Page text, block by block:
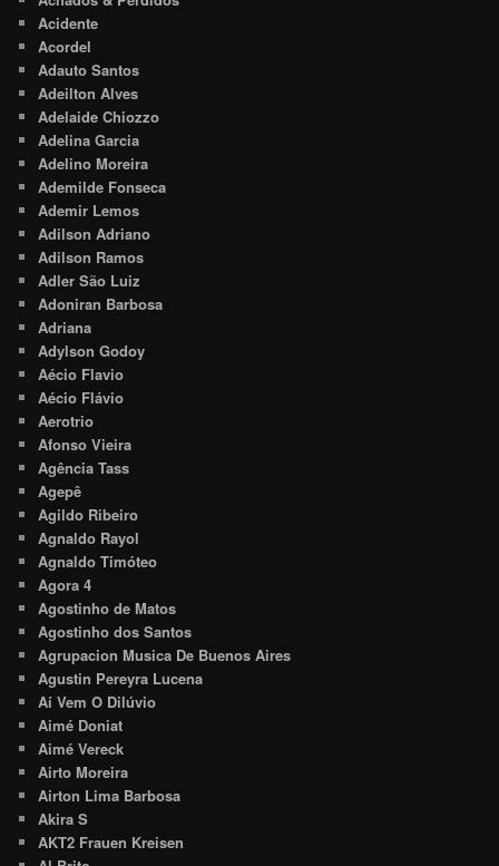
Acidente
Acordel
Adauto Santos
Adeilton Alves
Adelaide Chiozzo
Adelina Garcia
Adelino Moreira
Ademilde Fonseca
Ademir Lemos
Adilson Adriano
Adilson Ramos
Adler São Luiz
Adoniran Barbosa
Adriana
Adylson Godoy
Aécio Flavio
Aécio Flávio
Aerotrio
Afonso Vieira
Agência Tass
Agepê
Agildo Ribeiro
Agnaldo Rayol
Agnaldo Timóteo
Agora 4
Agostinho de Matos
Agostinho dos Santos
Agrupacion Musica De Buenos Aires
Agustin Pereyra Lucena
Aí Vem O Dilúvio
Aimé Doniat
Aimé Vereck
Airto Moreira
Airton Lima Barbosa
Akira S
AKT2 Frauen Kreisen